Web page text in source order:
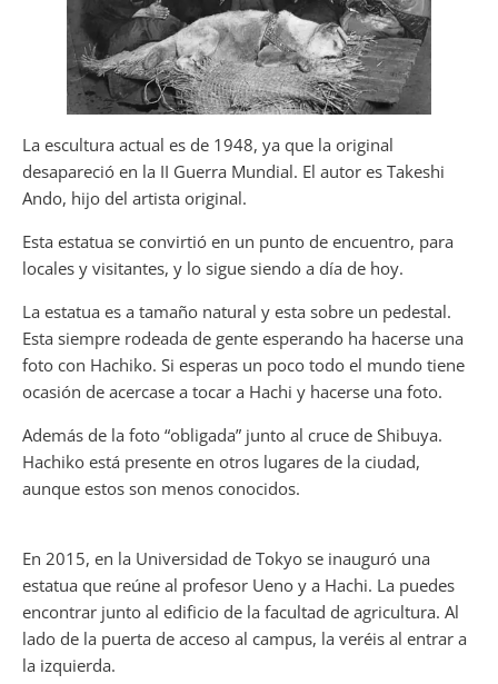
La escultura actual es de 1948, ya que la original
desapareció en la II Guerra Mundial. El autor es Takeshi
Ando, hijo del artista original.
Esta estatua se convirtió en un punto de encuentro, para
locales y visitantes, y lo sigue siendo a día de hoy.
La estatua es a tamaño natural y esta sobre un pedestal.
Esta siempre rodeada de gente esperando ha hacerse una
foto con Hachiko. Si esperas un poco todo el mundo tiene
ocasión de acercase a tocar a Hachi y hacerse una foto.
Además de la foto “obligada” junto al cruce de Shibuya.
Hachiko está presente en otros lugares de la ciudad,
aunque estos son menos conocidos.
En 2015, en la Universidad de Tokyo se inauguró una
estatua que reúne al profesor Ueno y a Hachi. La puedes
encontrar junto al edificio de la facultad de agricultura. Al
lado de la puerta de acceso al campus, la veréis al entrar a
la izquierda.